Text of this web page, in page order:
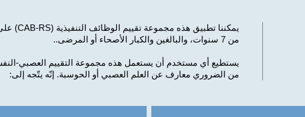
يمكننا تطبيق هذه مجموعة تقييم الوظائف التنفيذية (CAB-RS) على مجموعة واسعة من السكان،
من 7 سنوات، والبالغين والكبار الأصحاء أو المرضى.
.
يستطيع أي مستخدم أن يستعمل هذه مجموعة التقييم العصبي-
من الضروري معارف عن العلم العصبي أو الحوسبة. إنّه يتّجه إلى: